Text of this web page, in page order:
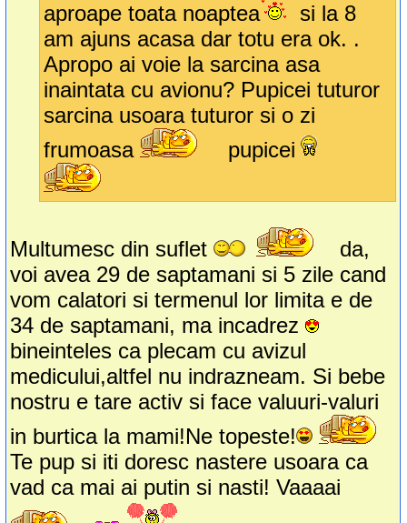
aproape toata noaptea
si la 8
am ajuns acasa dar totu era ok. .
Apropo ai voie la sarcina asa
inaintata cu avionu? Pupicei tuturor
sarcina usoara tuturor si o zi
frumoasa
pupicei
Multumesc din suflet
da,
voi avea 29 de saptamani si 5 zile cand
vom calatori si termenul lor limita e de
34 de saptamani, ma incadrez
bineinteles ca plecam cu avizul
medicului,altfel nu indrazneam. Si bebe
nostru e tare activ si face valuuri-valuri
in burtica la mami!Ne topeste!
Te pup si iti doresc nastere usoara ca
vad ca mai ai putin si nasti! Vaaaai